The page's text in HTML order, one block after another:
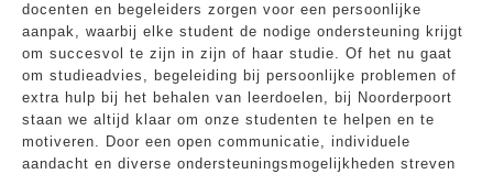
docenten en begeleiders zorgen voor een persoonlijke
aanpak, waarbij elke student de nodige ondersteuning krijgt
om succesvol te zijn in zijn of haar studie. Of het nu gaat
om studieadvies, begeleiding bij persoonlijke problemen of
extra hulp bij het behalen van leerdoelen, bij Noorderpoort
staan we altijd klaar om onze studenten te helpen en te
motiveren. Door een open communicatie, individuele
aandacht en diverse ondersteuningsmogelijkheden streven